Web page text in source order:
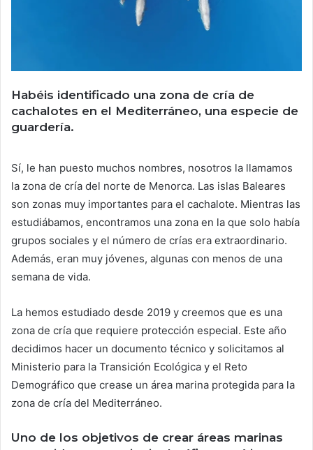
Habéis identificado una zona de cría de
cachalotes en el Mediterráneo, una especie de
guardería.
Sí, le han puesto muchos nombres, nosotros la llamamos
la zona de cría del norte de Menorca. Las islas Baleares
son zonas muy importantes para el cachalote. Mientras las
estudiábamos, encontramos una zona en la que solo había
grupos sociales y el número de crías era extraordinario.
Además, eran muy jóvenes, algunas con menos de una
semana de vida.
La hemos estudiado desde 2019 y creemos que es una
zona de cría que requiere protección especial. Este año
decidimos hacer un documento técnico y solicitamos al
Ministerio para la Transición Ecológica y el Reto
Demográfico que crease un área marina protegida para la
zona de cría del Mediterráneo.
Uno de los objetivos de crear áreas marinas